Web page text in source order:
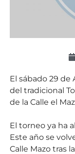
El sábado 29 de
del tradicional
de la Calle el
El torneo ya ha
Este año se
Calle Mazo tras